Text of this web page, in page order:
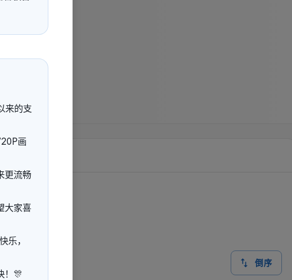
倒序
来的支
画
更流畅
大家喜
乐，
！🎊